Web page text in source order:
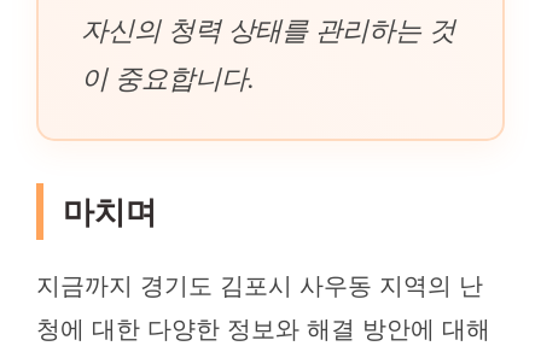
자신의 청력 상태를 관리하는 것
이 중요합니다.
마치며
지금까지 경기도 김포시 사우동 지역의 난
청에 대한 다양한 정보와 해결 방안에 대해